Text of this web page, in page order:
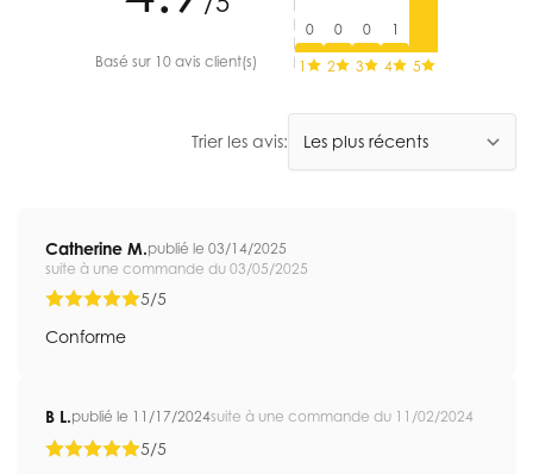
Basé sur 10 avis client(s)
0
1
0
2
0
3
1
4 5
Trier les avis:
Catherine M.publié le 03/14/2025
suite à une commande du 03/05/2025
5/5
Conforme
B L.publié le 11/17/2024suite à une commande du 11/02/2024
5/5